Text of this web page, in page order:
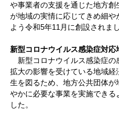
や事業者の支援を通じた地方
が地域の実情に応じてきめ細
よう令和5年11月に創設されまし
新型コロナウイルス感染症対
新型コロナウイルス感染症の
拡大の影響を受けている地域経
生を図るため、地方公共団体
やかに必要な事業を実施できる
した。